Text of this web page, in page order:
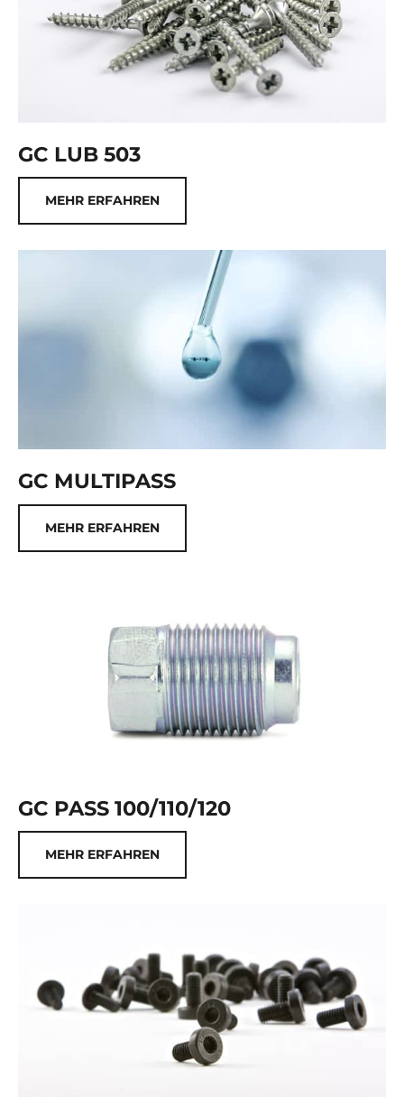
GC LUB 503
MEHR ERFAHREN
GC MULTIPASS
MEHR ERFAHREN
GC PASS 100/110/120
MEHR ERFAHREN